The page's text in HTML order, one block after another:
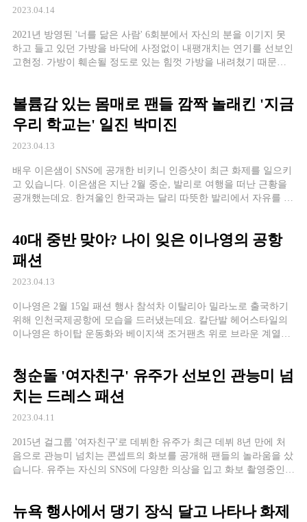
2023.04.14
2021년 방영된 '너를 닮은 사람' 6회분에서 자신의 분을 이기지 못
하고 들고 있던 가방을 바닥에 사정없이 내팽개치는 연기를 선보인
고현정. 가방이 훼손될 정도로 있는 힘껏 가방을 내려쳤기 때문에
볼륨감 있는 몸매로 팬들 깜짝 놀래킨 '지금
우리 학교는' 일진 박미진
2023.04.13
배우 이은샘이 SNS에 공개한 비키니 인증샷이 최근 화제를 일으키
고 있습니다. 이은샘은 지난 2월 중순, 발리로 여행을 떠난 근황을
공개했는데요. 한겨울인 한국과는 달리 따뜻한 발리에서 자유를 만
40대 중반 맞아? 나이 잊은 이나영의 공항
패션
2023.04.13
이나영은 2월 15일 패션 행사 참석차 이탈리아 밀라노로 출국하기
위해 인천국제공항에 모습을 드러냈는데요. 칼단발 헤어스타일의
이나영은 하이탑 운동화와 베이지색 조거팬츠 위로 브라운 계열의
로 너끈히 소화해낸 이나영. 순식간에 모든 이의 시선을 사로 잡았
습니다. 한편, 이나영은 지난 2019년 ‘로맨스는 별책부록’ […]
청순돌 '여자친구' 유주가 선보인 관능미 넘
치는 드레스 패션
2023.04.11
2015년 걸그룹 '여자친구'로 데뷔한 유주가 최근 데뷔 8년 만에 처
음으로 관능미 넘치는 콘셉트의 화보를 공개해 팬들의 놀라움을 샀
습니다. 유주는 자신의 SNS에 다양한 의상을 입고 화보 촬영중인
뉴욕 행사에서 댕기 장식 달고 나타나 화제